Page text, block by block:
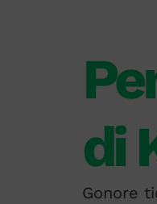
di
Gonore